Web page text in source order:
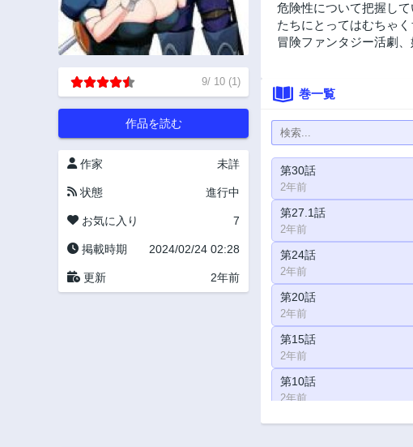
9/ 10 (1 )
作品を読む
作家 未詳
状態 進行中
お気に入り 7
掲載時期 2024/02/24 02:28
更新 2年前
危険性について把握し
たちにとってはむちゃ
冒険ファンタジー活劇、
巻一覧
第30話
2年前
第27.1話
2年前
第24話
2年前
第20話
2年前
第15話
2年前
第10話
2年前
第5話